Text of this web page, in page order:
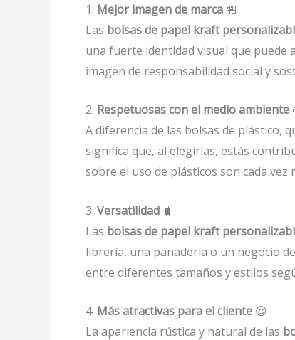
1. Mejor imagen de marca 🏪
Las bolsas de papel kraft
una fuerte identidad visual que puede
imagen de responsabilidad social y
2. Respetuosas con el medio ambiente
A diferencia de las bolsas de plástico,
significa que, al elegirlas, estás
sobre el uso de plásticos son cada vez
3. Versatilidad 🧳
Las bolsas de papel kraft
librería, una panadería o un negocio
entre diferentes tamaños y estilos
4. Más atractivas para el cliente 😍
La apariencia rústica y natural de las